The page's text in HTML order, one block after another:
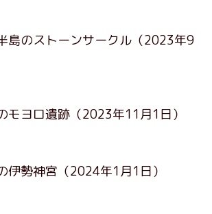
島のストーンサークル （2023年9
モヨロ遺跡 （2023年11月1日）
伊勢神宮 （2024年1月1日）